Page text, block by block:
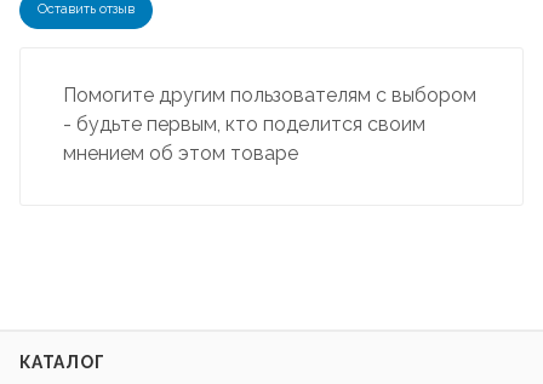
Оставить отзыв
Помогите другим пользователям с выбором
- будьте первым, кто поделится своим
мнением об этом товаре
КАТАЛОГ